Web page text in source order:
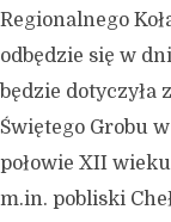
Regionalnego
odbędzie się w
będzie dotyczyła
Świętego Grobu
połowie XII
m.in. pobliski